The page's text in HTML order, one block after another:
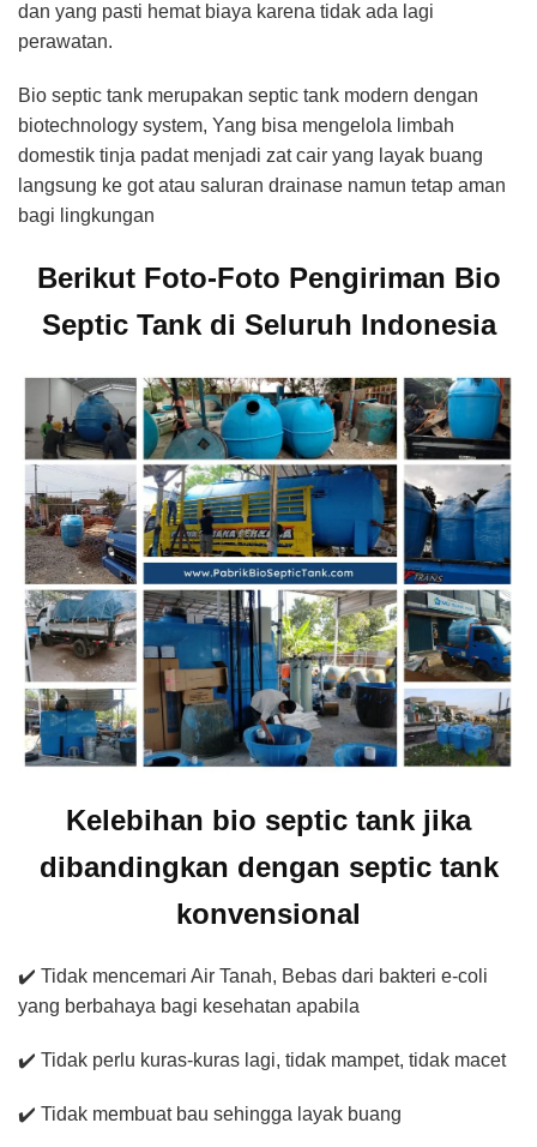
dan yang pasti hemat biaya karena tidak ada lagi
perawatan.
Bio septic tank merupakan septic tank modern dengan
biotechnology system, Yang bisa mengelola limbah
domestik tinja padat menjadi zat cair yang layak buang
langsung ke got atau saluran drainase namun tetap aman
bagi lingkungan
Berikut Foto-Foto Pengiriman Bio
Septic Tank di Seluruh Indonesia
Kelebihan bio septic tank jika
dibandingkan dengan septic tank
konvensional
✔️ Tidak mencemari Air Tanah, Bebas dari bakteri e-coli
yang berbahaya bagi kesehatan apabila
✔️ Tidak perlu kuras-kuras lagi, tidak mampet, tidak macet
✔️ Tidak membuat bau sehingga layak buang